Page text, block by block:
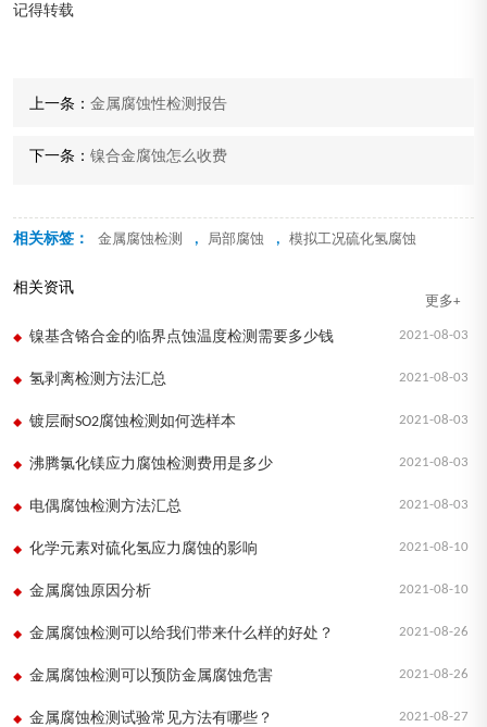
记得转载
上一条： 金属腐蚀性检测报告
下一条： 镍合金腐蚀怎么收费
相关标签： 金属腐蚀检测 , 局部腐蚀 , 模拟工况硫化氢腐蚀
相关资讯
更多+
2021-08-03
镍基含铬合金的临界点蚀温度检测需要多少钱
2021-08-03
氢剥离检测方法汇总
2021-08-03
镀层耐SO2腐蚀检测如何选样本
2021-08-03
沸腾氯化镁应力腐蚀检测费用是多少
2021-08-03
电偶腐蚀检测方法汇总
2021-08-10
化学元素对硫化氢应力腐蚀的影响
2021-08-10
金属腐蚀原因分析
2021-08-26
金属腐蚀检测可以给我们带来什么样的好处？
2021-08-26
金属腐蚀检测可以预防金属腐蚀危害
2021-08-27
金属腐蚀检测试验常见方法有哪些？